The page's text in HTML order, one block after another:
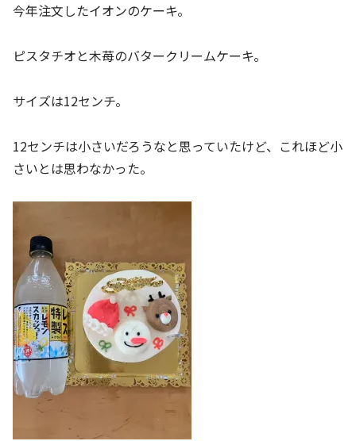
今年注文したイオンのケーキ。
ピスタチオと木苺のバタークリームケーキ。
サイズは12センチ。
12センチは小さいだろうなと思っていたけど、これほど小
さいとは思わなかった。